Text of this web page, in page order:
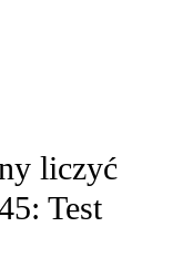
liczyć
Test